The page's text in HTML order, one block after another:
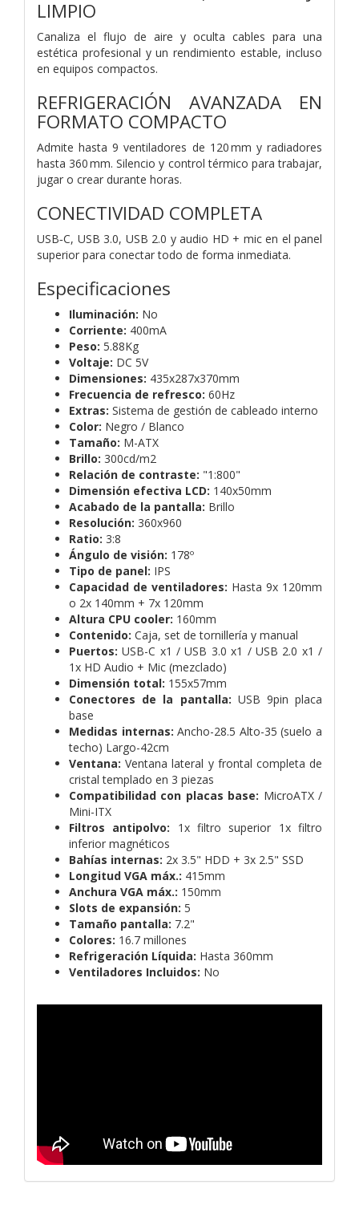
LIMPIO
Canaliza el flujo de aire y oculta cables para una
estética profesional y un rendimiento estable, incluso
en equipos compactos.
REFRIGERACIÓN AVANZADA EN
FORMATO COMPACTO
Admite hasta 9 ventiladores de 120 mm y radiadores
hasta 360 mm. Silencio y control térmico para trabajar,
jugar o crear durante horas.
CONECTIVIDAD COMPLETA
USB‑C, USB 3.0, USB 2.0 y audio HD + mic en el panel
superior para conectar todo de forma inmediata.
Especificaciones
Iluminación: No
Corriente: 400mA
Peso: 5.88Kg
Voltaje: DC 5V
Dimensiones: 435x287x370mm
Frecuencia de refresco: 60Hz
Extras: Sistema de gestión de cableado interno
Color: Negro / Blanco
Tamaño: M-ATX
Brillo: 300cd/m2
Relación de contraste: "1:800"
Dimensión efectiva LCD: 140x50mm
Acabado de la pantalla: Brillo
Resolución: 360x960
Ratio: 3:8
Ángulo de visión: 178º
Tipo de panel: IPS
Capacidad de ventiladores: Hasta 9x 120mm
o 2x 140mm + 7x 120mm
Altura CPU cooler: 160mm
Contenido: Caja, set de tornillería y manual
Puertos: USB-C x1 / USB 3.0 x1 / USB 2.0 x1 /
1x HD Audio + Mic (mezclado)
Dimensión total: 155x57mm
Conectores de la pantalla: USB 9pin placa
base
Medidas internas: Ancho-28.5 Alto-35 (suelo a
techo) Largo-42cm
Ventana: Ventana lateral y frontal completa de
cristal templado en 3 piezas
Compatibilidad con placas base: MicroATX /
Mini-ITX
Filtros antipolvo: 1x filtro superior 1x filtro
inferior magnéticos
Bahías internas: 2x 3.5" HDD + 3x 2.5" SSD
Longitud VGA máx.: 415mm
Anchura VGA máx.: 150mm
Slots de expansión: 5
Tamaño pantalla: 7.2"
Colores: 16.7 millones
Refrigeración Líquida: Hasta 360mm
Ventiladores Incluidos: No